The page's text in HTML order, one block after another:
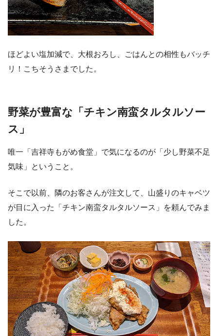
ほどよい塩加減で、大根おろし、ごはんとの相性もバッチ
リ！こちそうさまでした。
野菜が豊富な「チキン南蛮タルタルソー
ス」
唯一「吉祥寺もがめ食堂」で気になるのが「少し野菜不足
気味」ということ。
そこで以前、隣のお客さんが注文して、山盛りのキャベツ
が目に入った「チキン南蛮タルタルソース」を頼んでみま
した。